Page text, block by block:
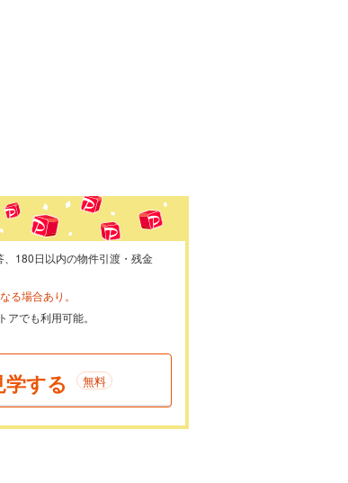
180日以内の物件引渡・残金
る場合あり。
でも利用可能。
する 無料